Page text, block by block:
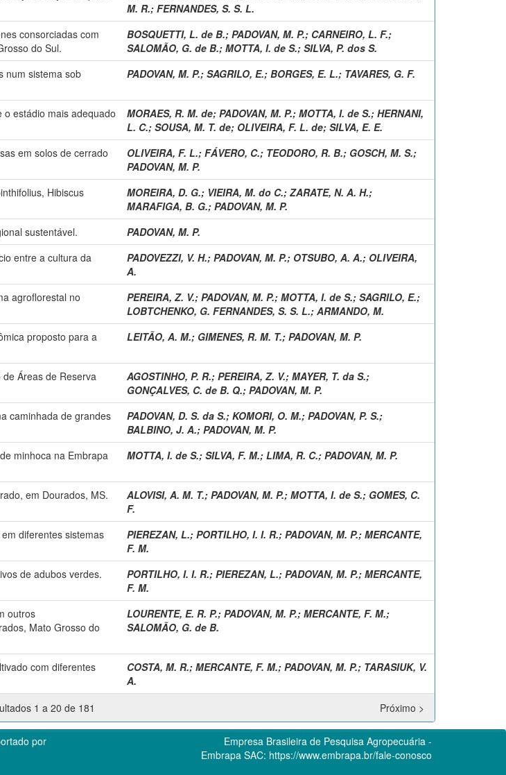
M. R.; FERNANDES, S. S. L.
consorciadas com
do Sul.
BOSQUETTI, L. de B.; PADOVAN, M. P.; CARNEIRO, L. F.;
SALOMÃO, G. de B.; MOTTA, I. de S.; SILVA, P. dos S.
num sistema sob
PADOVAN, M. P.; SAGRILO, E.; BORGES, E. L.; TAVARES, G. F.
estádio mais adequado
MORAES, R. M. de; PADOVAN, M. P.; MOTTA, I. de S.; HERNANI,
L. C.; SOUSA, M. T. de; OLIVEIRA, F. L. de; SILVA, E. E.
em solos de cerrado
OLIVEIRA, F. L.; FÁVERO, C.; TEODORO, R. B.; GOSCH, M. S.;
PADOVAN, M. P.
Hibiscus
MOREIRA, D. G.; VIEIRA, M. do C.; ZARATE, N. A. H.;
MARAFIGA, B. G.; PADOVAN, M. P.
sustentável.
PADOVAN, M. P.
entre a cultura da
PADOVEZZI, V. H.; PADOVAN, M. P.; OTSUBO, A. A.; OLIVEIRA,
A.
agroflorestal no
PEREIRA, Z. V.; PADOVAN, M. P.; MOTTA, I. de S.; SAGRILO, E.;
LOBTCHENKO, G. FERNANDES, S. S. L.; ARMANDO, M.
proposto para a
LEITÃO, A. M.; GIMENES, R. M. T.; PADOVAN, M. P.
Áreas de Reserva
AGOSTINHO, P. R.; PEREIRA, Z. V.; MAYER, T. da S.;
GONÇALVES, C. de B. Q.; PADOVAN, M. P.
caminhada de grandes
PADOVAN, D. S. da S.; KOMORI, O. M.; PADOVAN, P. S.;
BALBINO, J. A.; PADOVAN, M. P.
minhoca na Embrapa
MOTTA, I. de S.; SILVA, F. M.; LIMA, R. C.; PADOVAN, M. P.
em Dourados, MS. ALOVISI, A. M. T.; PADOVAN, M. P.; MOTTA, I. de S.; GOMES, C.
F.
diferentes sistemas
PIEREZAN, L.; PORTILHO, I. I. R.; PADOVAN, M. P.; MERCANTE,
F. M.
de adubos verdes. PORTILHO, I. I. R.; PIEREZAN, L.; PADOVAN, M. P.; MERCANTE,
F. M.
outros
Mato Grosso do
LOURENTE, E. R. P.; PADOVAN, M. P.; MERCANTE, F. M.;
SALOMÃO, G. de B.
com diferentes
COSTA, M. R.; MERCANTE, F. M.; PADOVAN, M. P.; TARASIUK, V.
A.
1 a 20 de 181
Próximo >
por
Empresa Brasileira de Pesquisa Agropecuária -
Embrapa SAC: https://www.embrapa.br/fale-conosco